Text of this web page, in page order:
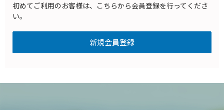
初めてご利用のお客様は、こちらから会員登録を行ってくださ
い。